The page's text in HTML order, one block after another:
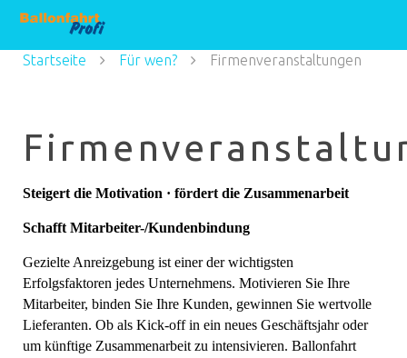
Startseite Für wen? Firmenveranstaltungen
Steigert die Motivation · fördert die Zusammenarbeit
Schafft Mitarbeiter-/Kundenbindung
Gezielte Anreizgebung ist einer der wichtigsten
Erfolgsfaktoren jedes Unternehmens. Motivieren Sie Ihre
Mitarbeiter, binden Sie Ihre Kunden, gewinnen Sie wertvolle
Lieferanten. Ob als Kick-off in ein neues Geschäftsjahr oder
um künftige Zusammenarbeit zu intensivieren. Ballonfahrt